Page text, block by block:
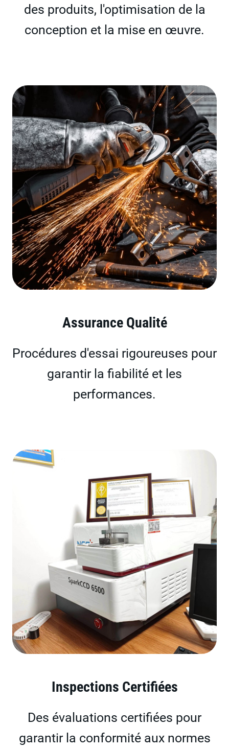
des produits, l'optimisation de la
conception et la mise en œuvre.
Assurance Qualité
Procédures d'essai rigoureuses pour
garantir la fiabilité et les
performances.
Inspections Certifiées
Des évaluations certifiées pour
garantir la conformité aux normes